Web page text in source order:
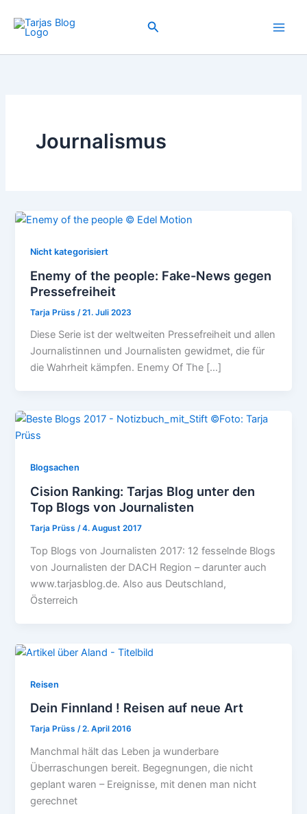
Inhalt
springen
Suchen
Journalismus
Nicht kategorisiert
Enemy of the people: Fake-News gegen
Pressefreiheit
Tarja Prüss /21. Juli 2023
Diese Serie ist der weltweiten Pressefreiheit und allen
Journalistinnen und Journalisten gewidmet, die für
die Wahrheit kämpfen. Enemy Of The […]
Blogsachen
Cision Ranking: Tarjas Blog unter den
Top Blogs von Journalisten
Tarja Prüss/4. August 2017
Top Blogs von Journalisten 2017: 12 fesselnde Blogs
von Journalisten der DACH Region – darunter auch
www.tarjasblog.de. Also aus Deutschland,
Österreich
Reisen
Dein Finnland ! Reisen auf neue Art
Tarja Prüss/2. April 2016
Manchmal hält das Leben ja wunderbare
Überraschungen bereit. Begegnungen, die nicht
geplant waren – Ereignisse, mit denen man nicht
gerechnet